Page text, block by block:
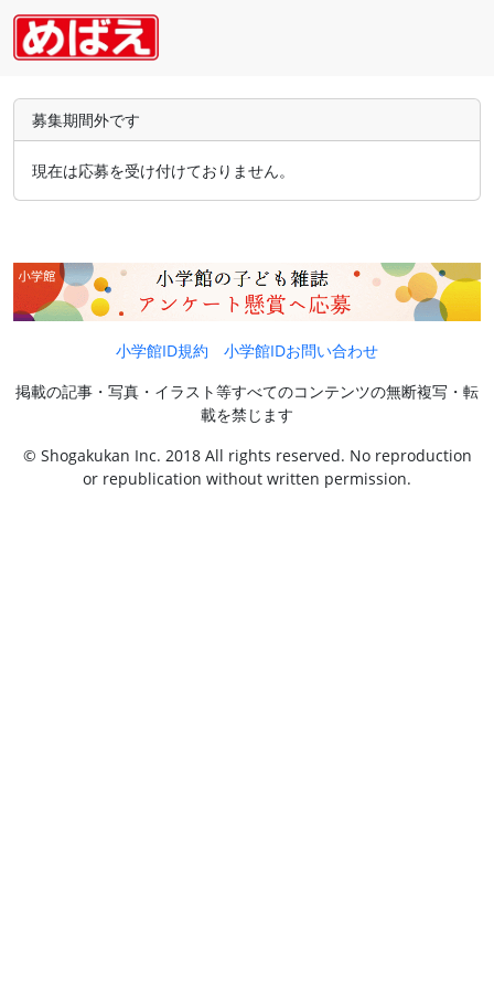
募集期間外です
現在は応募を受け付けておりません。
小学館ID規約
小学館IDお問い合わせ
掲載の記事・写真・イラスト等すべてのコンテンツの無断複写・転
載を禁じます
© Shogakukan Inc. 2018 All rights reserved. No reproduction
or republication without written permission.